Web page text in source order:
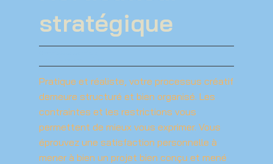
stratégique
Pratique et réaliste, votre processus créatif
demeure structuré et bien organisé. Les
contraintes et les restrictions vous
permettent de mieux vous exprimer. Vous
éprouvez une satisfaction personnelle à
mener à bien un projet bien conçu et mené